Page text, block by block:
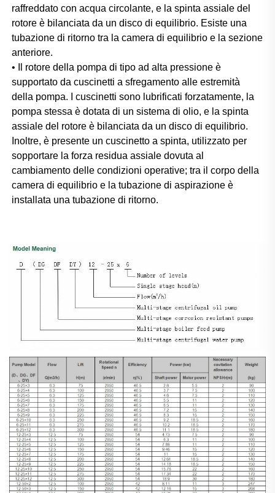
raffreddato con acqua circolante, e la spinta assiale del
rotore è bilanciata da un disco di equilibrio. Esiste una
tubazione di ritorno tra la camera di equilibrio e la sezione
anteriore.
• Il rotore della pompa di tipo ad alta pressione è
supportato da cuscinetti a sfregamento alle estremità
della pompa. I cuscinetti sono lubrificati forzatamente, la
pompa stessa è dotata di un sistema di olio, e la spinta
assiale del rotore è bilanciata da un disco di equilibrio.
Inoltre, è presente un cuscinetto a spinta, utilizzato per
sopportare la forza residua assiale dovuta al
cambiamento delle condizioni operative; tra il corpo della
camera di equilibrio e la tubazione di aspirazione è
installata una tubazione di ritorno.